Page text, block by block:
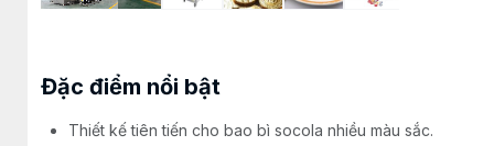
Đặc điểm nổi bật
Thiết kế tiên tiến cho bao bì socola nhiều màu sắc.